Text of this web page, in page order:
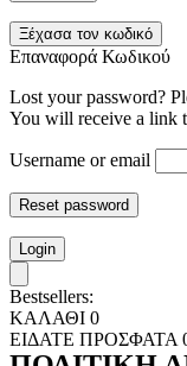
Ξέχασα τον κωδικό
Επαναφορά Κωδικού
Lost your password?
You will receive a link
Username or email
Reset password
Login
Bestsellers:
ΚΑΛΑΘΙ 0
ΕΙΔΑΤΕ ΠΡΟΣΦΑΤΑ